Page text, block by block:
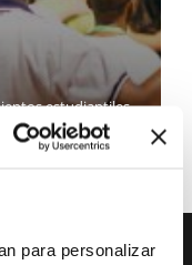
para personalizar
estudiantiles
regularmente.